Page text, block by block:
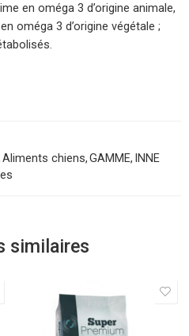
en oméga 3 d’origine animale,
oméga 3 d’origine végétale ;
Aliments chiens,GAMME, INNE
similaires